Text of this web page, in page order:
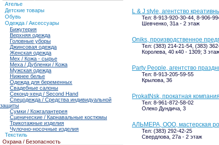
L & J style, агентство
Тел: 8-913-920-30-44, 8-906-
Шевченко, 31а - 2 этаж
Oniks, производственное
Тел: (383) 214-21-54, (383)
Королева, 40 к40 - 1309; 3 этаж
Party People, агентство
Тел: 8-913-205-59-55
Крылова, 36
ProkatNsk, прокатная
Тел: 8-961-872-58-02
Олеко Дундича, 3
АЛЬМЕРА, ООО, мастерская
Тел: (383) 292-42-25
Свердлова, 27а - 2 этаж
Ателье
Детские товары
Обувь
Одежда / Аксессуары
Бижутерия
Верхняя одежда
Головные уборы
Джинсовая одежда
Женская одежда
Мех / Кожа - сырье
Меха / Дубленки / Кожа
Мужская одежда
Нижнее белье
Одежда для беременных
Свадебные салоны
Секонд-хенд / Second Hand
Спецодежда / Средства индивидуальной
защиты
Сумки / Кожгалантерея
Сценические / Карнавальные костюмы
Трикотажные изделия
Чулочно-носочные изделия
Текстиль
Охрана / Безопасность